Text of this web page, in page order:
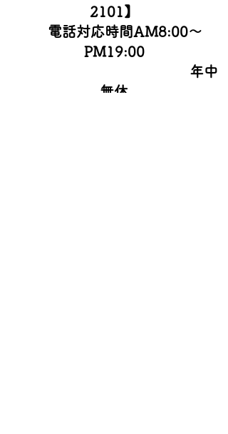
2101】
電話対応時間AM8:00～
PM19:00
年中
無休